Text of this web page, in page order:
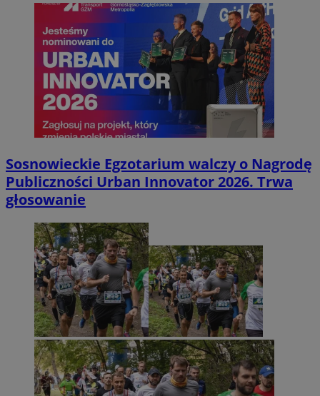
Sosnowieckie Egzotarium walczy o Nagrodę
Publiczności Urban Innovator 2026. Trwa
głosowanie